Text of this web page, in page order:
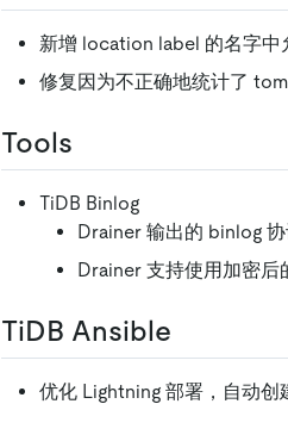
新增 location label 的名字中
修复因为不正确地统计了
Tools
TiDB Binlog
Drainer 输出的 binlog
Drainer 支持使用加密后
TiDB Ansible
优化 Lightning 部署，自动创